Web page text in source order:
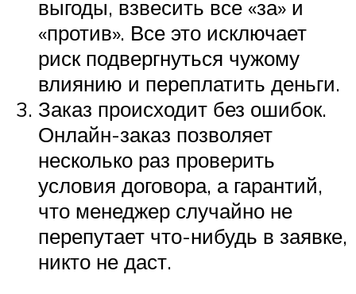
выгоды, взвесить все «за» и
«против». Все это исключает
риск подвергнуться чужому
влиянию и переплатить деньги.
Заказ происходит без ошибок.
Онлайн-заказ позволяет
несколько раз проверить
условия договора, а гарантий,
что менеджер случайно не
перепутает что-нибудь в заявке,
никто не даст.